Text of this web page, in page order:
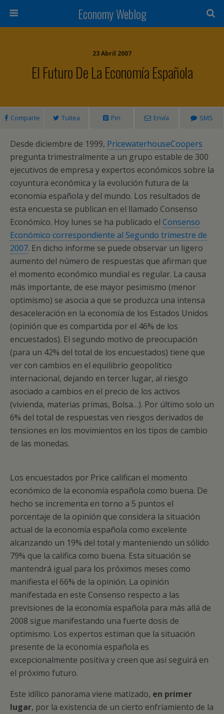
Economy Weblog
23 Abril 2007
El Futuro De La Economía Española
Comparte Tuitea Pin Envía SMS
Desde diciembre de 1999, PricewaterhouseCoopers
pregunta trimestralmente a un grupo estable de 300
ejecutivos de empresa y expertos económicos sobre la
coyuntura económica y la evolución futura de la
economía española y del mundo. Los resultados de
esta encuesta se publican en el llamado Consenso
Económico. Hoy lunes se ha publicado el Consenso
Económico correspondiente al Segundo trimestre de
2007. En dicho informe se puede observar un ligero
aumento del número de respuestas que afirman que
el momento económico mundial es regular. La causa
más importante, de ese mayor pesimismo (menor
optimismo) se asocia a que se produzca una intensa
desaceleración en la economía de los Estados Unidos
(opinión que es compartida por el 46% de los
encuestados). El segundo motivo de preocupación
(para un 42% del total de los encuestados) tiene que
ver con cambios en el equilibrio geopolítico
internacional, dejando en tercer lugar, al riesgo
asociado a cambios en el precio de los activos
(vivienda, materias primas, Bolsa…). Por último solo un
6% del total de respuestas ven riesgos derivados de
tensiones en los movimientos en los tipos de cambio
de las monedas.
Los encuestados por Price califican el momento
económico de la economía española como buena. De
hecho se incrementa en torno a 5 puntos el
porcentaje de la opinión que considera la situación
actual de la economía española como excelente
alcanzando un 19% del total y manteniendo un sólido
79% que la califica como buena. Esta situación se
mantendrá igual para los próximos meses como
manifiesta el 66% de la opinión. La opinión
manifestada en este Consenso respecto a las
previsiones de la economía española para más allá de
2008 sigue manifestando una fuerte dosis de
optimismo. Los expertos estiman que la situación
presente de la economía española es
excepcionalmente positiva y creen que así seguirá en
el próximo futuro.
Este idílico panorama viene matizado, en primer
lugar, por la existencia de un cierto enfriamiento de la